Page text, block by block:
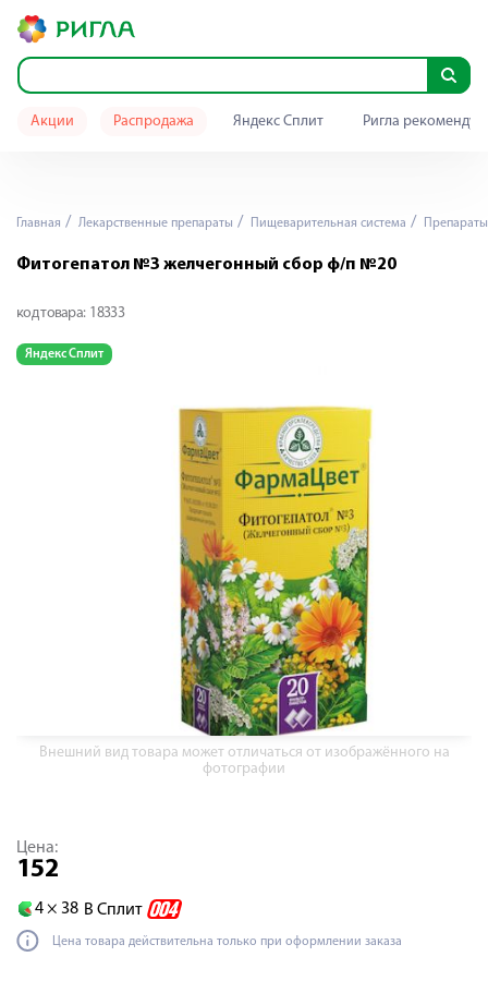
Акции Распродажа Яндекс Сплит Ригла
Главная Лекарственные препараты Пищеварительная система
Фитогепатол №3 желчегонный сбор ф/п №20
код товара: 18333
Яндекс Сплит
Внешний вид товара может отличаться от изображённого на
фотографии
Цена:
152
4 × 38 В Сплит
Цена товара действительна только при оформлении заказа